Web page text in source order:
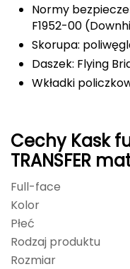
GIVOVA
GSI Outdoors
Gear Aid
Giant Dragon
Gilmonte
Grand Trunk
Normy
F1952-00
Skorupa:
Daszek: Flying
Wkładki
Cechy Kask
TRANSFER
Full-face
Kolor
Płeć
Rodzaj produktu
Rozmiar